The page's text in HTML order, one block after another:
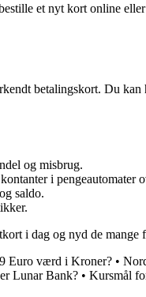
et nyt kort online
betalingskort. Du
og misbrug.
i pengeautomater
saldo.
i dag og nyd de mange
Euro værd i Kroner? •
Lunar Bank? • Kursmål